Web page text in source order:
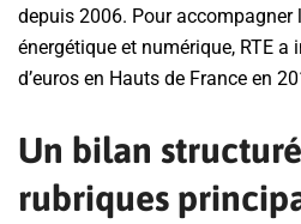
depuis 2006. Pour accompagner
énergétique et numérique, RTE
d’euros en Hauts de France en
Un bilan
rubriques